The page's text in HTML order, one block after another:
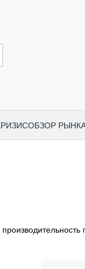
ОБЗОР
ТЕХНИКА